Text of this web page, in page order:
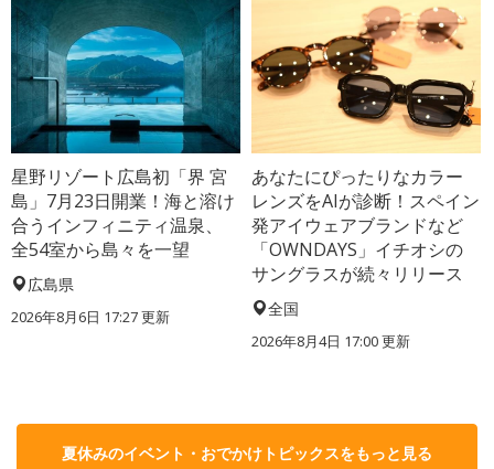
星野リゾート広島初「界 宮
島」7月23日開業！海と溶け
合うインフィニティ温泉、
全54室から島々を一望
広島県
2026年8月6日 17:27更新
あなたにぴったりなカラー
レンズをAIが診断！スペイン
発アイウェアブランドなど
「OWNDAYS」イチオシの
サングラスが続々リリース
全国
2026年8月4日 17:00更新
夏休みのイベント・おでかけトピックスをもっと見る